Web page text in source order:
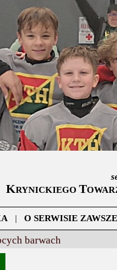
KRYNICKIEGO T
| O SERWISIE
barwach